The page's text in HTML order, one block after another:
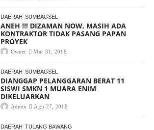
DAERAH SUMBAGSEL
ANEH !!! DIZAMAN NOW, MASIH ADA
KONTRAKTOR TIDAK PASANG PAPAN
PROYEK
Owner Mar 31, 2018
DAERAH SUMBAGSEL
DIANGGAP PELANGGARAN BERAT 11
SISWI SMKN 1 MUARA ENIM
DIKELUARKAN
Admin Agu 27, 2018
DAERAH TULANG BAWANG